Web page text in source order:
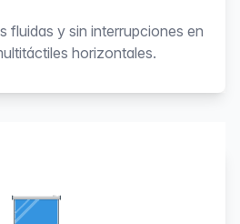
fluidas y sin interrupciones en
horizontales.